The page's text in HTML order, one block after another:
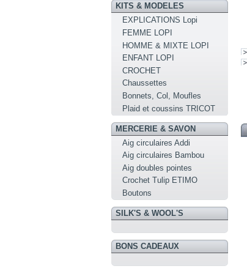
KITS & MODELES
EXPLICATIONS Lopi
FEMME LOPI
HOMME & MIXTE LOPI
ENFANT LOPI
CROCHET
Chaussettes
Bonnets, Col, Moufles
Plaid et coussins TRICOT
MERCERIE & SAVON
Aig circulaires Addi
Aig circulaires Bambou
Aig doubles pointes
Crochet Tulip ETIMO
Boutons
SILK'S & WOOL'S
BONS CADEAUX